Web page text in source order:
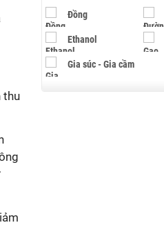
thu
Đồng
Ethanol
Gia súc - Gia cầm